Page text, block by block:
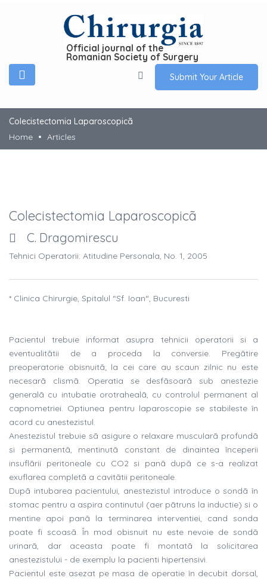
Official journal of the
Romanian Society of Surgery
Submit Your Article
Colecistectomia Laparoscopicã
Home
Articles
Colecistectomia Laparoscopicã
C. Dragomirescu
Tehnici Operatorii: Atitudine Personala, No. 1, 2005
* Clinica Chirurgie, Spitalul “Sf. Ioan“, Bucuresti
Pacientul trebuie informat asupra tehnicii operatorii si a
eventualitãtii de a proceda la conversie. Pregãtire
preoperatorie obisnuitã; la cei care au scaun zilnic nu este
necesarã clismã. Operatia se desfãsoarã sub anestezie
generalã cu intubatie orotrahealã, cu controlul permanent al
capnometriei. Optiunea pentru laparoscopie se stabileste în
acord cu anestezistul.
Anestezistul trebuie sã asigure o relaxare muscularã profundã
si permanentã, mentinutã constant de dinaintea începerii
insuflãrii peritoneale cu CO2 si panã dupã ce s-a realizat
exuflarea completã a cavitãtii peritoneale.
Dupã intubarea pacientului, anestezistul introduce o sondã în
stomac pentru a aspira continutul (aer pãtruns la inductie) si o
mentine apoi panã la terminarea interventiei, cand sonda
poate fi scoasã. În mod obisnuit nu este nevoie de sondã
urinarã, dar aceasta poate fi montatã la solicitarea
anestezistului - de exemplu la pacienti hipertensivi.
Pacientul este asezat pe masa de operatie în decubit dorsal,